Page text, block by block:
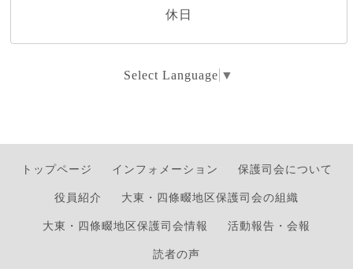
休日
Select Language ▼
トップページ インフォメーション 保護司会について
役員紹介 大東・四條畷地区保護司会の組織
大東・四條畷地区保護司会情報 活動報告・会報
読者の声